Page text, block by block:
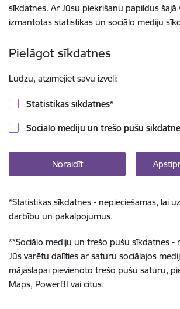
sīkdatnes. Ar Jūsu piekrišanu papildus
izmantotas statistikas un sociālo mediju
Pielāgot sīkdatnes
Lūdzu, atzīmējiet savu izvēli:
Statistikas sīkdatnes*
Sociālo mediju un trešo pušu
Noraidīt
*Statistikas sīkdatnes - nepieciešamas, lai
darbību un pakalpojumus.
**Sociālo mediju un trešo pušu sīkdatnes -
Jūs varētu dalīties ar saturu sociālajos
mājaslapai pievienoto trešo pušu saturu,
Maps, PowerBI vai citus.